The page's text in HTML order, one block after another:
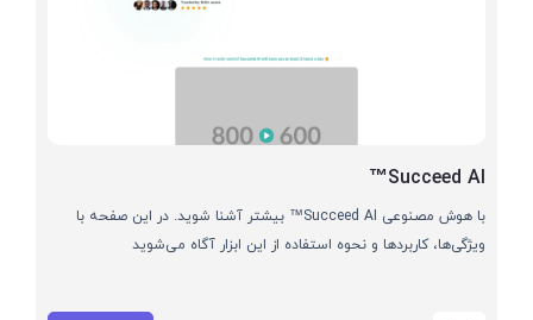
Succeed AI™
با هوش مصنوعی Succeed AI™ بیشتر آشنا شوید. در این صفحه با
ویژگی‌ها، کاربردها و نحوه استفاده از این ابزار آگاه می‌شوید